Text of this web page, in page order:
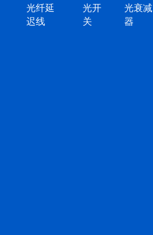
光纤延
迟线
光开
关
光衰减
器